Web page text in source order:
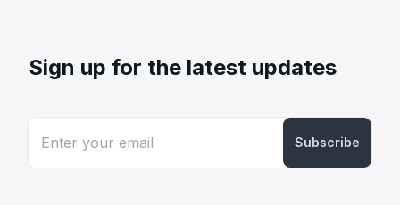
Sign up for the latest updates
Subscribe